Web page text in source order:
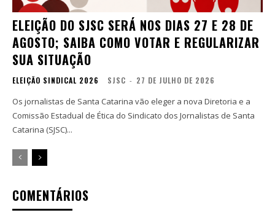
ELEIÇÃO DO SJSC SERÁ NOS DIAS 27 E 28 DE
AGOSTO; SAIBA COMO VOTAR E REGULARIZAR
SUA SITUAÇÃO
ELEIÇÃO SINDICAL 2026 SJSC - 27 DE JULHO DE 2026
Os jornalistas de Santa Catarina vão eleger a nova Diretoria e a
Comissão Estadual de Ética do Sindicato dos Jornalistas de Santa
Catarina (SJSC)...
COMENTÁRIOS